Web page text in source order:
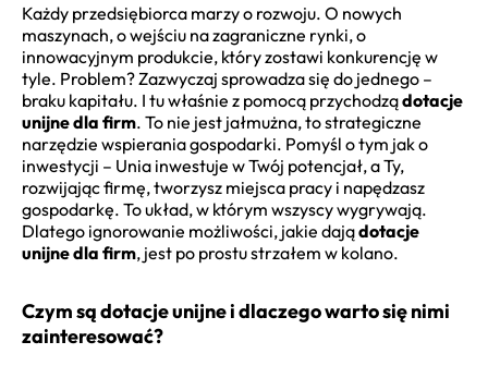
Każdy przedsiębiorca marzy o rozwoju. O nowych
maszynach, o wejściu na zagraniczne rynki, o
innowacyjnym produkcie, który zostawi konkurencję w
tyle. Problem? Zazwyczaj sprowadza się do jednego –
braku kapitału. I tu właśnie z pomocą przychodządotacje
unijne dla firm. To nie jest jałmużna, to strategiczne
narzędzie wspierania gospodarki. Pomyśl o tym jak o
inwestycji – Unia inwestuje w Twój potencjał, a Ty,
rozwijając firmę, tworzysz miejsca pracy i napędzasz
gospodarkę. To układ, w którym wszyscy wygrywają.
Dlatego ignorowanie możliwości, jakie dajądotacje
unijne dla firm, jest po prostu strzałem w kolano.
Czym są dotacje unijne i dlaczego warto się nimi
zainteresować?